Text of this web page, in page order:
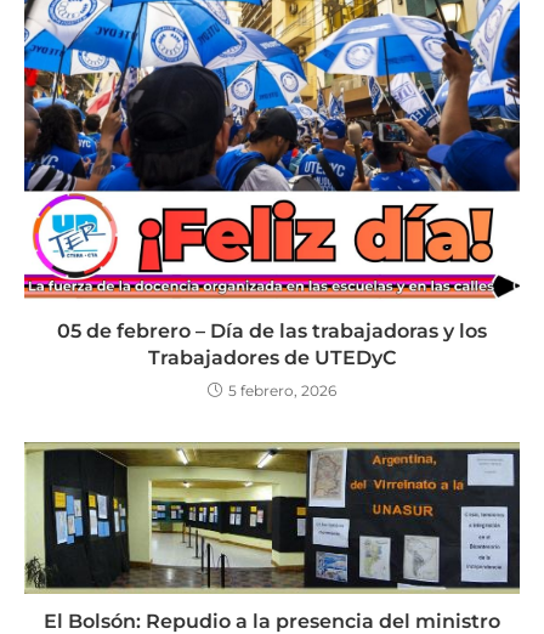
05 de febrero – Día de las trabajadoras y los
Trabajadores de UTEDyC
5 febrero, 2026
El Bolsón: Repudio a la presencia del ministro